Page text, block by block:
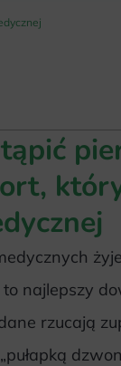
najlepszy
rzucają